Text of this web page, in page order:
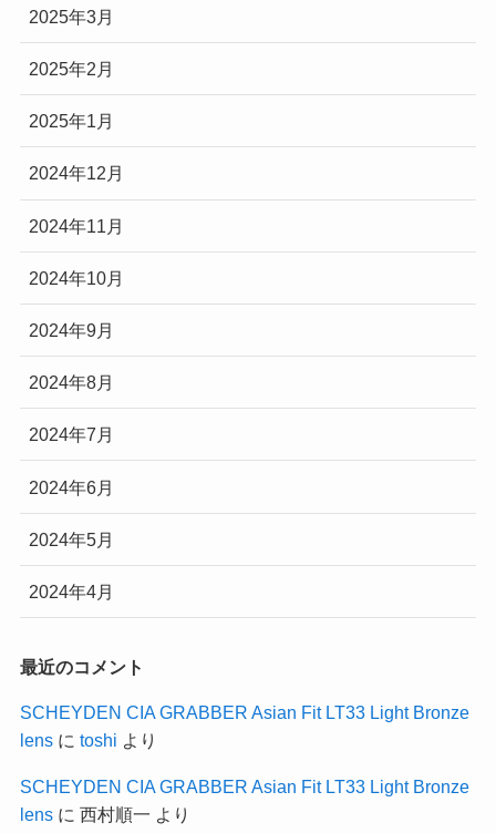
2025年3月
2025年2月
2025年1月
2024年12月
2024年11月
2024年10月
2024年9月
2024年8月
2024年7月
2024年6月
2024年5月
2024年4月
最近のコメント
SCHEYDEN CIA GRABBER Asian Fit LT33 Light Bronze
lensに toshi より
SCHEYDEN CIA GRABBER Asian Fit LT33 Light Bronze
lensに 西村順一 より